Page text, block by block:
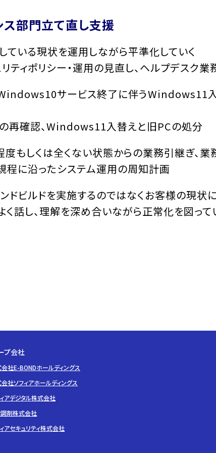
部門立て直し支援
ている現状を運用しながら平準化していく
ティポリシー・運用の見直し、ヘルプデスク
サービス終了に伴うWindows11入
再確認、Windows11入替えと旧PCの処分
もしくは全くない状態からの業務引継ぎ、
に沿ったシステム運用の周知計画
ドビルドを実施するのではなくお客様の現状
話し、理解を深め合いながら正常化を図って
プ会社
社E-BONDホールディングス
社ソフィアホールディングス
アデジタル株式会社
剤株式会社
アセキュリティ株式会社